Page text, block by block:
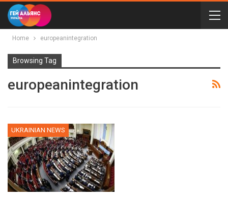
Home europeanintegration
Browsing Tag
europeanintegration
UKRAINIAN NEWS